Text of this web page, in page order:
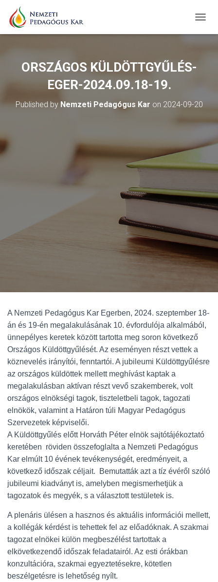
O
I
I
N
ORSZÁGOS KÜLDÖTTGYŰLÉS-
EGER-2024.09.18-19.
Published byNemzeti Pedagógus Kar on 2024-09-20
A Nemzeti Pedagógus Kar Egerben, 2024. szeptember 18-
án és 19-én megalakulásának 10. évfordulója alkalmából,
ünnepélyes keretek között tartotta meg soron következő
Országos Küldöttgyűlését. Az eseményen részt vettek a
köznevelés irányítói, fenntartói. A jubileumi Küldöttgyűlésre
az országos küldöttek mellett meghívást kaptak a
megalakulásban aktívan részt vevő szakemberek, volt
országos elnökségi tagok, tiszteletbeli tagok, tagozati
elnökök, valamint a Határon túli Magyar Pedagógus
Szervezetek képviselői.
A Küldöttgyűlés előtt Horváth Péter elnök sajtótájékoztató
keretében röviden összefoglalta a Nemzeti Pedagógus
Kar elmúlt 10 évének tevékenységét, eredményeit, a
következő időszak céljait. Bemutatták azt a tíz évéről szóló
jubileumi kiadványt is, amelyben megismerhetjük a
tagozatok és megyék, s a választott testületek is.
A plenáris ülésen a hasznos és aktuális információi mellett,
a kollégák kérdést is tehettek fel az előadóknak. A szakmai
tagozat elnökei külön megbeszélést tartottak a
elkövetkezendő időszak feladatairól. Az esti órákban
konzultációra, szakmai egyeztetésekre, kötetlen
beszélgetésre is lehetőség nyílt.